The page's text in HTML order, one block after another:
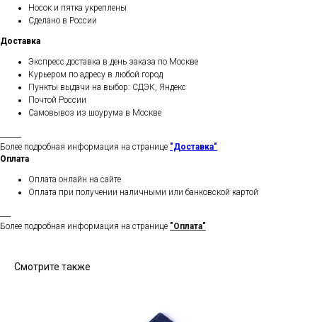
Носок и пятка укреплены
Сделано в России
Доставка
Экспресс доставка в день заказа по Москве
Курьером по адресу в любой город
Пункты выдачи на выбор: СДЭК, Яндекс
Почтой России
Самовывоз из шоурума в Москве
Более подробная информация на странице "Доставка"
Оплата
Оплата онлайн на сайте
Оплата при получении наличными или банковской картой
Более подробная информация на странице "Оплата"
Смотрите также